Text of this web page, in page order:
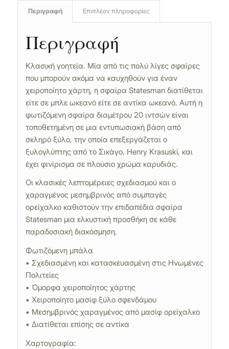
Περιγραφή Επιπλέον πληροφορίες
Περιγραφή
Κλασική γοητεία. Μία από τις πολύ λίγες σφαίρες
που μπορούν ακόμα να καυχηθούν για έναν
χειροποίητο χάρτη, η σφαίρα Statesman διατίθεται
είτε σε μπλε ωκεανό είτε σε αντίκα ωκεανό. Αυτή η
φωτιζόμενη σφαίρα διαμέτρου 20 ιντσών είναι
τοποθετημένη σε μια εντυπωσιακή βάση από
σκληρό ξύλο, την οποία επεξεργάζεται ο
ξυλογλύπτης από το Σικάγο, Henry Krasuski, και
έχει φινίρισμα σε πλούσιο χρώμα καρυδιάς.
Οι κλασικές λεπτομέρειες σχεδιασμού και ο
χαραγμένος μεσημβρινός από συμπαγές
ορείχαλκο καθιστούν την επιδαπέδια σφαίρα
Statesman μια ελκυστική προσθήκη σε κάθε
παραδοσιακή διακόσμηση.
Φωτιζόμενη μπάλα
• Σχεδιασμένη και κατασκευασμένη στις Ηνωμένες
Πολιτείες
• Όμορφα χειροποίητος χάρτης
• Χειροποίητο μασίφ ξύλο σφενδάμου
• Μεσημβρινός χαραγμένος από μασίφ ορείχαλκο
• Διατίθεται επίσης σε αντίκα
Χαρτογραφία: